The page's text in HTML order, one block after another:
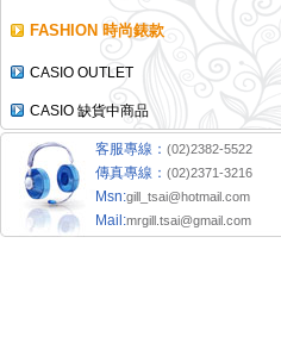
FASHION 時尚錶款
CASIO OUTLET
CASIO 缺貨中商品
客服專線： (02)2382-5522
傳真專線： (02)2371-3216
Msn:gill_tsai@hotmail.com
Mail:mrgill.tsai@gmail.com